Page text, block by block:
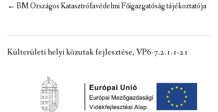
Post
← BM Országos Katasztrófavédelmi Főigazgatóság tájékoztatója
Külterületi helyi közutak fejlesztése, VP6-7.2.1.1-21